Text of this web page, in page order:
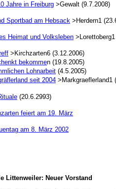
Jahre in Freiburg >Gewalt (9.7.2008)
Sportbad am Hebsack >Herdern1
Heimat und Volksleben
>Kirchzarten6 (3.12.2006)
bekommen (19.8.2005)
Lohnarbeit (4.5.2005)
seit 2004 >Markgraeflerland1
(20.6.2993)
feiert am 19. März
am 8. März 2002
Littenweiler: Neuer Vorstand